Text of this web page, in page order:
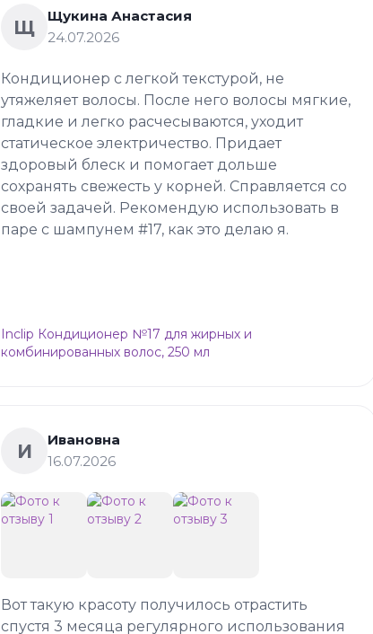
Щ
Щукина Анастасия
24.07.2026
Кондиционер с легкой текстурой, не
утяжеляет волосы. После него волосы мягкие,
гладкие и легко расчесываются, уходит
статическое электричество. Придает
здоровый блеск и помогает дольше
сохранять свежесть у корней. Справляется со
своей задачей. Рекомендую использовать в
паре с шампунем #17, как это делаю я.
Inclip Кондиционер №17 для жирных и
комбинированных волос, 250 мл
И
Ивановна
16.07.2026
Вот такую красоту получилось отрастить
спустя 3 месяца регулярного использования